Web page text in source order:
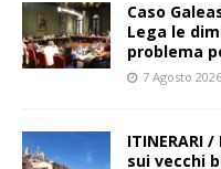
Caso
Lega le
problema
7 Agosto 2026
ITINERARI
sui vecchi